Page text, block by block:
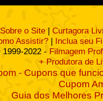
Sobre o Site | Curtagora
Assistir? | Inclua seu
2022 - Filmagem
+ Produtora de
- Cupons que
Cupom
Guia dos Melhores